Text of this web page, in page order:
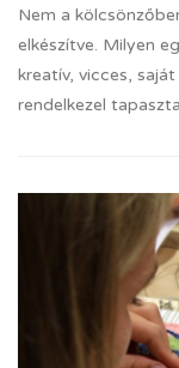
Nem a
elkészítve. Milyen
kreatív, vicces,
rendelkezel